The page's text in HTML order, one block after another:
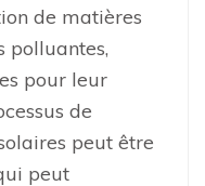
de matières
polluantes,
pour leur
de
peut être
peut